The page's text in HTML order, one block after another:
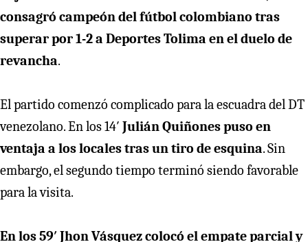
consagró campeón del fútbol colombiano tras
superar por 1-2 a Deportes Tolima en el duelo de
revancha.
El partido comenzó complicado para la escuadra del DT
venezolano. En los 14′ Julián Quiñones puso en
ventaja a los locales tras un tiro de esquina. Sin
embargo, el segundo tiempo terminó siendo favorable
para la visita.
En los 59′ Jhon Vásquez colocó el empate parcial y